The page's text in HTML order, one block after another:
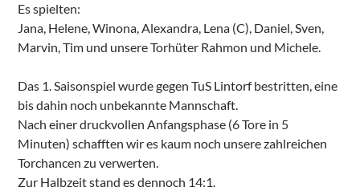
Es spielten:
Jana, Helene, Winona, Alexandra, Lena (C), Daniel, Sven,
Marvin, Tim und unsere Torhüter Rahmon und Michele.
Das 1. Saisonspiel wurde gegen TuS Lintorf bestritten, eine
bis dahin noch unbekannte Mannschaft.
Nach einer druckvollen Anfangsphase (6 Tore in 5
Minuten) schafften wir es kaum noch unsere zahlreichen
Torchancen zu verwerten.
Zur Halbzeit stand es dennoch 14:1.